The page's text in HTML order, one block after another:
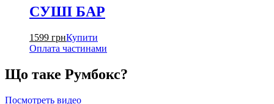
СУШІ БАР
1599 грнКупити
Оплата частинами
Що таке Румбокс?
Посмотреть видео